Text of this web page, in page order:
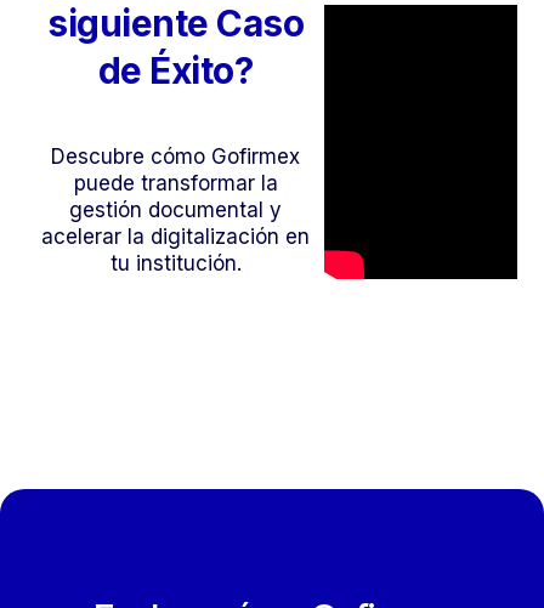
siguiente Caso
de Éxito?
Descubre cómo Gofirmex
puede transformar la
gestión documental y
acelerar la digitalización en
tu institución.